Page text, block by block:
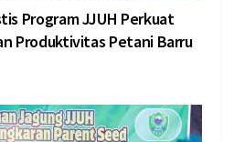
Program JJUH Perkuat
Produktivitas Petani Barru